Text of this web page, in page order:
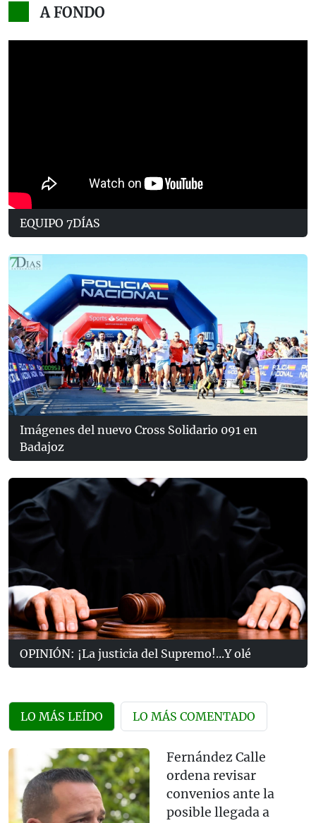
A FONDO
EQUIPO 7DÍAS
Imágenes del nuevo Cross Solidario 091 en
Badajoz
OPINIÓN: ¡La justicia del Supremo!...Y olé
LO MÁS LEÍDO LO MÁS COMENTADO
Fernández Calle
ordena revisar
convenios ante la
posible llegada a